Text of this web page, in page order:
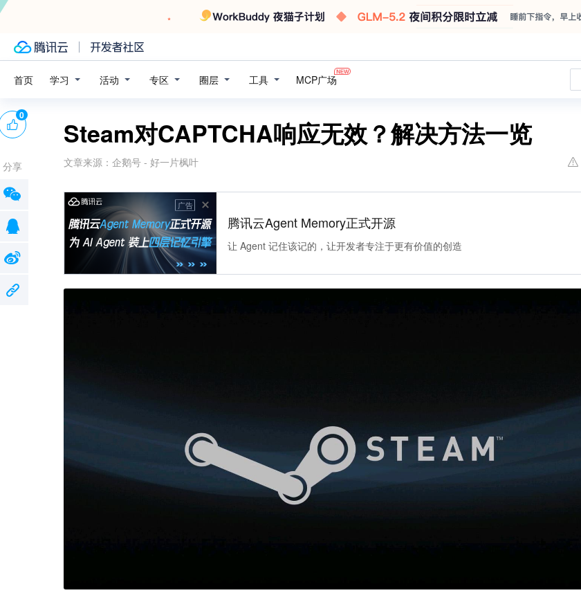
首页 学习 活动 专区 圈层 工具 MCP广场
Steam对CAPTCHA响应无效？解决方法一览
文章来源： 企鹅号 - 好一片枫叶
广告
腾讯云Agent Memory正式开源
让 Agent 记住该记的，让开发者专注于更有价值的创造
0
分享